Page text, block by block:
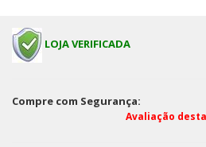
LOJA VERIFICADA
Compre com Segurança:
Avaliação